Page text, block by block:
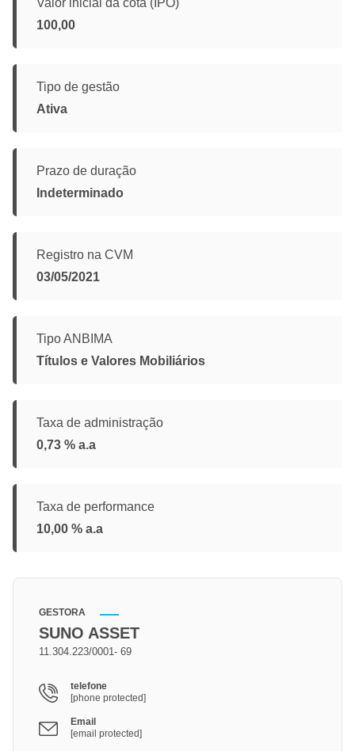
Valor inicial da cota (IPO)
100,00
Tipo de gestão
Ativa
Prazo de duração
Indeterminado
Registro na CVM
03/05/2021
Tipo ANBIMA
Títulos e Valores Mobiliários
Taxa de administração
0,73 % a.a
Taxa de performance
10,00 % a.a
GESTORA
SUNO ASSET
11.304.223/0001- 69
telefone
[phone protected]
Email
[email protected]